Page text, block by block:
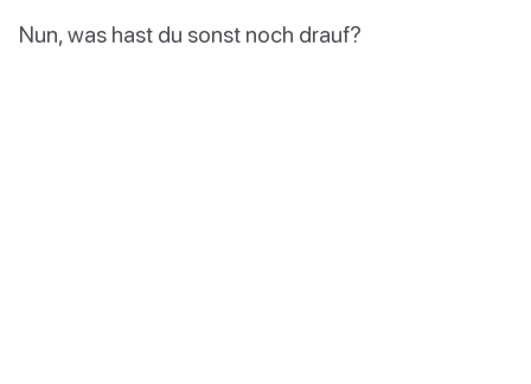
Nun, was hast du sonst noch drauf?